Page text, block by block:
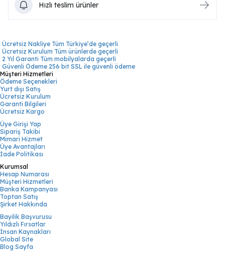
Hızlı teslim ürünler
Ücretsiz Nakliye Tüm Türkiye’de geçerli
Ücretsiz Kurulum Tüm ürünlerde geçerli
2 Yıl Garanti Tüm mobilyalarda geçerli
Güvenli Ödeme 256 bit SSL ile güvenli ödeme
Müşteri Hizmetleri
Ödeme Seçenekleri
Yurt dışı Satış
Ücretsiz Kurulum
Garanti Bilgileri
Ücretsiz Kargo
Üye Girişi Yap
Sipariş Takibi
Mimari Hizmet
Üye Avantajları
İade Politikası
Kurumsal
Hesap Numarası
Müşteri Hizmetleri
Banka Kampanyası
Toptan Satış
Şirket Hakkında
Bayilik Başvurusu
Yıldızlı Fırsatlar
İnsan Kaynakları
Global Site
Blog Sayfa